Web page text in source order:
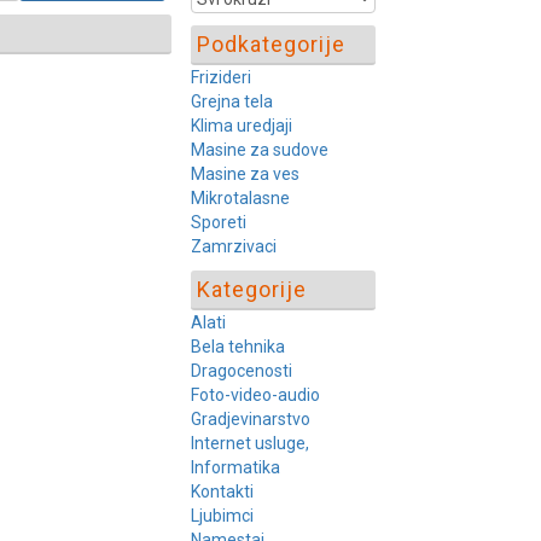
Podkategorije
Frizideri
Grejna tela
Klima uredjaji
Masine za sudove
Masine za ves
Mikrotalasne
Sporeti
Zamrzivaci
Kategorije
Alati
Bela tehnika
Dragocenosti
Foto-video-audio
Gradjevinarstvo
Internet usluge,
Informatika
Kontakti
Ljubimci